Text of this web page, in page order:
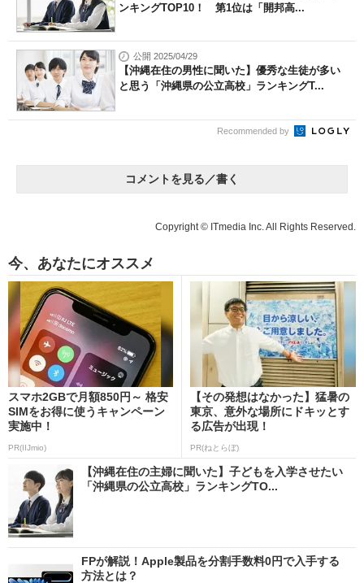
ンキングTOP10！ 第1位は「開邦高...
公開 2025/04/29
【沖縄在住の男性に聞いた】優秀な生徒が多い
と思う「沖縄県の公立高校」ランキングT...
Recommended by
コメントを見る／書く
Copyright © ITmedia Inc. All Rights Reserved.
今、あなたにオススメ
スマホ2GBで月額850円～ 格安
SIMをお得に使うキャンペーン
実施中！
PR(IIJmio)
【その発想はなかった】猛暑の
東京、意外な場所にドキッとす
る広告が出現！
PR(ねとらぼ)
【沖縄在住の主婦に聞いた】子どもを入学させたい
「沖縄県の公立高校」ランキングTO...
FPが解説！Apple製品を分割手数料0円で入手する
方法とは？